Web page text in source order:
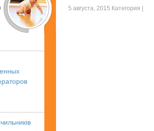
5 августа, 2015 Категория |